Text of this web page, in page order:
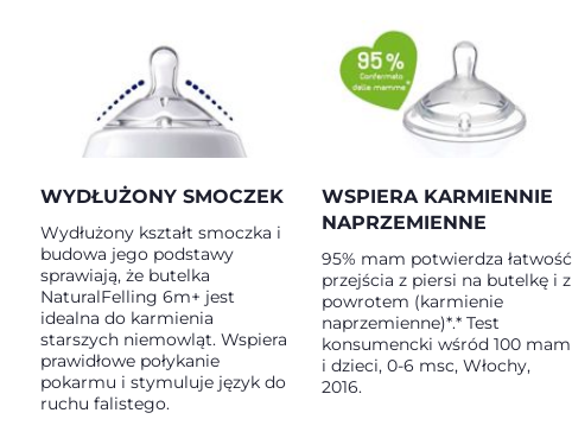
WYDŁUŻONY SMOCZEK
Wydłużony kształt smoczka i
budowa jego podstawy
sprawiają, że butelka
NaturalFelling 6m+ jest
idealna do karmienia
starszych niemowląt. Wspiera
prawidłowe połykanie
pokarmu i stymuluje język do
ruchu falistego.
WSPIERA KARMIENNIE
NAPRZEMIENNE
95% mam potwierdza łatwość
przejścia z piersi na butelkę i z
powrotem (karmienie
naprzemienne)*.* Test
konsumencki wśród 100 mam
i dzieci, 0-6 msc, Włochy,
2016.